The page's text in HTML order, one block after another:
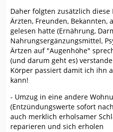
Daher folgten zusätzlich
Ärzten, Freunden, Bekannten,
gelesen hatte (Ernährung,
Nahrungsergänzungsmittel,
Ärtzen auf "Augenhöhe"
(und darum geht es)
Körper passiert damit ich ihn
kann!
- Umzug in eine andere
(Entzündungswerte sofort
auch merklich erholsamer
reparieren und sich erholen